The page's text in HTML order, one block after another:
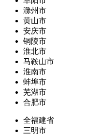
滁州市
黄山市
安庆市
铜陵市
淮北市
马鞍山市
淮南市
蚌埠市
芜湖市
合肥市
全福建省
三明市